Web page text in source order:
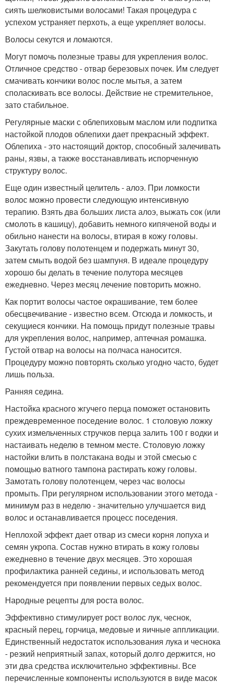
сиять шелковистыми волосами! Такая процедура с
успехом устраняет перхоть, а еще укрепляет волосы.
Волосы секутся и ломаются.
Могут помочь полезные травы для укрепления волос.
Отличное средство - отвар березовых почек. Им следует
смачивать кончики волос после мытья, а затем
споласкивать все волосы. Действие не стремительное,
зато стабильное.
Регулярные маски с облепиховым маслом или подпитка
настойкой плодов облепихи дает прекрасный эффект.
Облепиха - это настоящий доктор, способный залечивать
раны, язвы, а также восстанавливать испорченную
структуру волос.
Еще один известный целитель - алоэ. При ломкости
волос можно провести следующую интенсивную
терапию. Взять два больших листа алоэ, выжать сок (или
смолоть в кашицу), добавить немного кипяченой воды и
обильно нанести на волосы, втирая в кожу головы.
Закутать голову полотенцем и подержать минут 30,
затем смыть водой без шампуня. В идеале процедуру
хорошо бы делать в течение полутора месяцев
ежедневно. Через месяц лечение повторить можно.
Как портит волосы частое окрашивание, тем более
обесцвечивание - известно всем. Отсюда и ломкость, и
секущиеся кончики. На помощь придут полезные травы
для укрепления волос, например, аптечная ромашка.
Густой отвар на волосы на полчаса наносится.
Процедуру можно повторять сколько угодно часто, будет
лишь польза.
Ранняя седина.
Настойка красного жгучего перца поможет остановить
преждевременное поседение волос. 1 столовую ложку
сухих измельченных стручков перца залить 100 г водки и
настаивать неделю в темном месте. Столовую ложку
настойки влить в полстакана воды и этой смесью с
помощью ватного тампона растирать кожу головы.
Замотать голову полотенцем, через час волосы
промыть. При регулярном использовании этого метода -
минимум раз в неделю - значительно улучшается вид
волос и останавливается процесс поседения.
Неплохой эффект дает отвар из смеси корня лопуха и
семян укропа. Состав нужно втирать в кожу головы
ежедневно в течение двух месяцев. Это хорошая
профилактика ранней седины, и использовать метод
рекомендуется при появлении первых седых волос.
Народные рецепты для роста волос.
Эффективно стимулирует рост волос лук, чеснок,
красный перец, горчица, медовые и яичные аппликации.
Единственный недостаток использования лука и чеснока
- резкий неприятный запах, который долго держится, но
эти два средства исключительно эффективны. Все
перечисленные компоненты используются в виде масок